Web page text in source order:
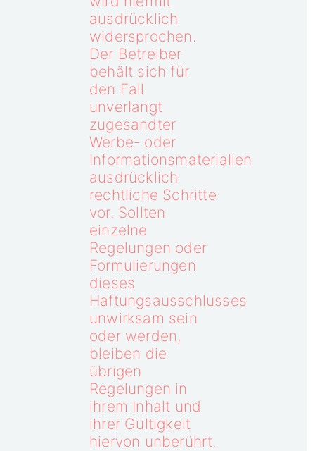
ausdrücklich
widersprochen.
Der Betreiber
behält sich für
den Fall
unverlangt
zugesandter
Werbe- oder
Informationsmaterialien
ausdrücklich
rechtliche Schritte
vor. Sollten
einzelne
Regelungen oder
Formulierungen
dieses
Haftungsausschlusses
unwirksam sein
oder werden,
bleiben die
übrigen
Regelungen in
ihrem Inhalt und
ihrer Gültigkeit
hiervon unberührt.